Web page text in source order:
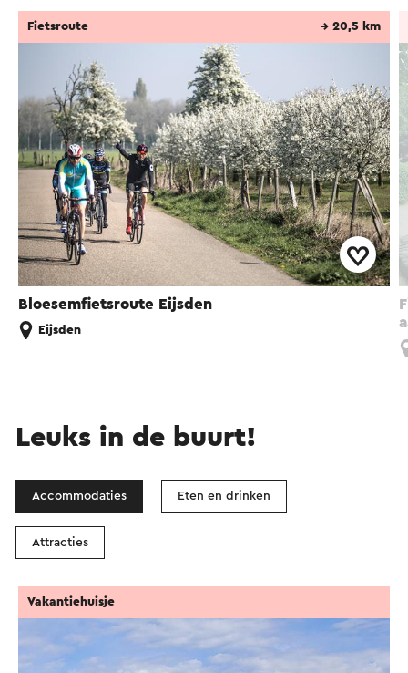
Bloesemfietsroute Eijsden
Fietsroute → 20,5 km
Eijsden
Leuks in de buurt!
Accommodaties Eten en drinken
Attracties
Vakantiehuisje